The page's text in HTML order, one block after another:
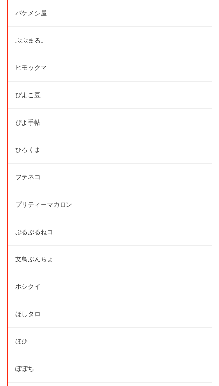
バケメシ屋
ぷぷまる。
ヒモックマ
ぴよこ豆
ぴよ手帖
ひろくま
フテネコ
プリティーマカロン
ぷるぷるねコ
文鳥ぶんちょ
ホシクイ
ほしタロ
ほひ
ぽぽち